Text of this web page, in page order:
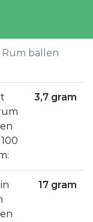
Rum ballen
3,7 gram
17 gram